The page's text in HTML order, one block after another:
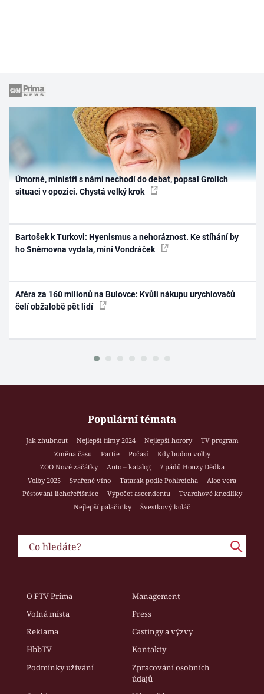
Úmorné, ministři s námi nechodí do debat, popsal Grolich
situaci v opozici. Chystá velký krok
Bartošek k Turkovi: Hyenismus a nehoráznost. Ke stíhání by
ho Sněmovna vydala, míní Vondráček
Aféra za 160 milionů na Bulovce: Kvůli nákupu urychlovačů
čelí obžalobě pět lidí
Populární témata
Jak zhubnout Nejlepší filmy 2024 Nejlepší horory
TV program
Změna času
Partie Počasí
Kdy budou volby
ZOO Nové začátky
Auto – katalog
7 pádů Honzy Dědka
Volby 2025
Svařené víno Tatarák podle Pohlreicha
Aloe vera
Pěstování lichořeřišnice
Výpočet ascendentu
Tvarohové knedlíky
Nejlepší palačinky
Švestkový koláč
O FTV Prima
Management
Volná místa
Press
Reklama
Castingy a výzvy
HbbTV
Kontakty
Podmínky užívání
Zpracování osobních
údajů